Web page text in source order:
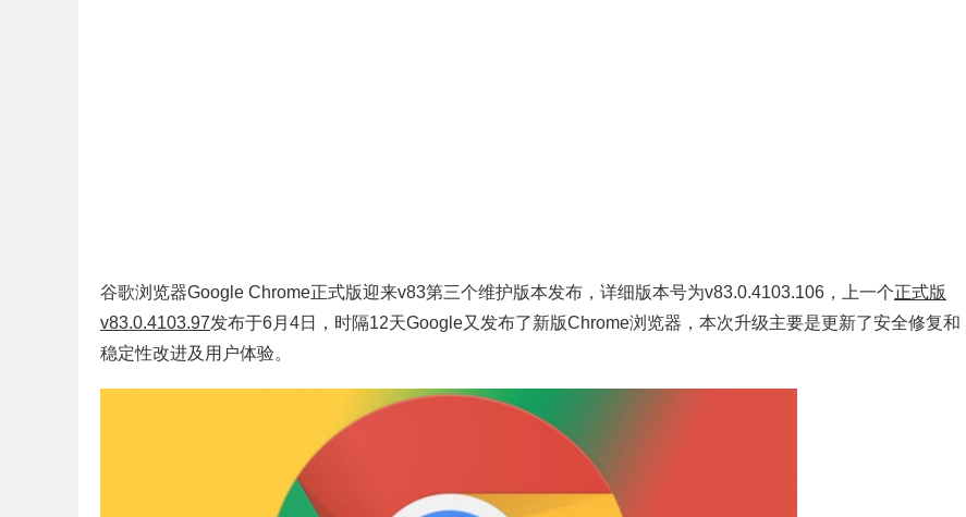
谷歌浏览器Google Chrome正式版迎来v83第三个维护版本发布，详细版本号为v83.0.4103.106，上一个正式版
v83.0.4103.97发布于6月4日，时隔12天Google又发布了新版Chrome浏览器，本次升级主要是更新了安全修复和
稳定性改进及用户体验。